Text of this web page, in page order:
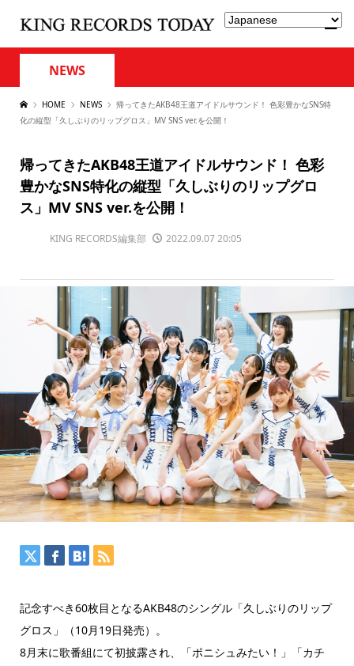
NEWS
HOME NEWS
帰ってきたAKB48王道アイドルサウンド！ 色彩豊かなSNS特
化の縦型「久しぶりのリップグロス」MV SNS ver.を公開！
帰ってきたAKB48王道アイドルサウンド！ 色彩
豊かなSNS特化の縦型「久しぶりのリップグロ
ス」MV SNS ver.を公開！
KING RECORDS編集部 2022.09.07 20:05
記念すべき60枚目となるAKB48のシングル「久しぶりのリップ
グロス」（10月19日発売）。
8月末に歌番組にて初披露され、「ポニシュみたい！」「カチ